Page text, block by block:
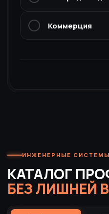
Коммерция
ИНЖЕНЕРНЫЕ СИСТЕМЫ
КАТАЛОГ
БЕЗ ЛИШНЕЙ